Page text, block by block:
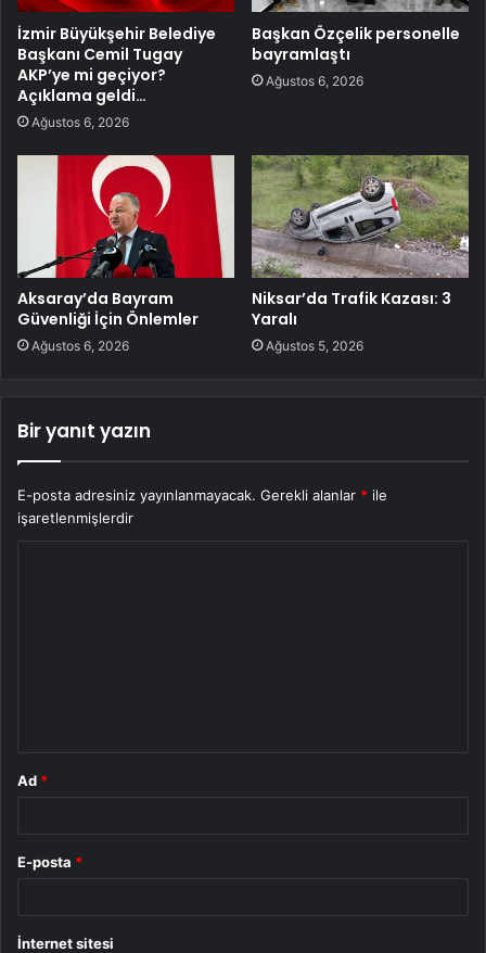
İzmir Büyükşehir Belediye
Başkanı Cemil Tugay
AKP’ye mi geçiyor?
Açıklama geldi…
Ağustos 6, 2026
Başkan Özçelik personelle
bayramlaştı
Ağustos 6, 2026
Aksaray’da Bayram
Güvenliği İçin Önlemler
Ağustos 6, 2026
Niksar’da Trafik Kazası: 3
Yaralı
Ağustos 5, 2026
Bir yanıt yazın
E-posta adresiniz yayınlanmayacak. Gerekli alanlar * ile
işaretlenmişlerdir
Ad *
E-posta *
İnternet sitesi